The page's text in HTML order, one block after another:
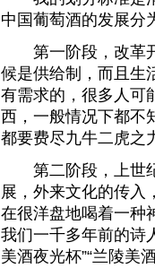
中国葡萄酒的发展分
第一阶段，改革开
候是供给制，而且生
有需求的，很多人可
西，一般情况下都不
都要费尽九牛二虎之
第二阶段，上世纪
展，外来文化的传入
在很洋盘地喝着一种
我们一千多年前的诗
美酒夜光杯”“兰陵美